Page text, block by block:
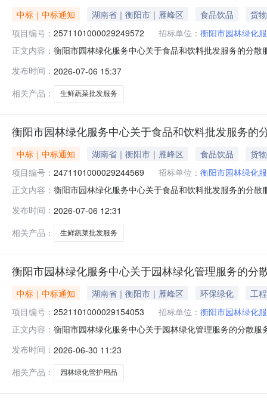
中标｜中标通知 湖南省｜衡阳市｜雁峰区 食品饮品
货物
项目编号： 2571101000029249572 招标单位： 衡阳市园林绿化
正文内容： 衡阳市园林绿化服务中心关于食品和饮料批发服务的分
报价起止时间：-二、采购单位信息采购单位名称：衡阳
发布时间： 2026-07-06 15:37
相关产品：
生鲜蔬菜批发服务
衡阳市园林绿化服务中心关于食品和饮料批发服务的
中标｜中标通知 湖南省｜衡阳市｜雁峰区 食品饮品
货物
项目编号： 2471101000029244569 招标单位： 衡阳市园林绿化
正文内容： 衡阳市园林绿化服务中心关于食品和饮料批发服务的分
报价起止时间：-二、采购单位信息采购单位名称：衡阳
发布时间： 2026-07-06 12:31
相关产品：
生鲜蔬菜批发服务
衡阳市园林绿化服务中心关于园林绿化管理服务的分
中标｜中标通知 湖南省｜衡阳市｜雁峰区 环保绿化
工程
项目编号： 2521101000029154053 招标单位： 衡阳市园林绿化
正文内容： 衡阳市园林绿化服务中心关于园林绿化管理服务的分散
起止时间：-二、采购单位信息采购单位名称：衡阳市园
发布时间： 2026-06-30 11:23
相关产品：
园林绿化管护用品